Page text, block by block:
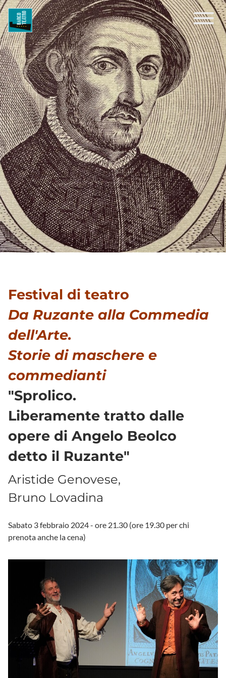
Festival di teatro
Da Ruzante alla Commedia
dell'Arte.
Storie di maschere e
commedianti
"Sprolico.
Liberamente tratto dalle
opere di Angelo Beolco
detto il Ruzante"
Aristide Genovese,
Bruno Lovadina
Sabato 3 febbraio 2024 - ore 21.30 (ore 19.30 per chi
prenota anche la cena)